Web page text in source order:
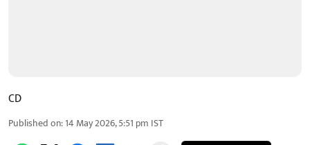
CD
Published on:14 May 2026, 5:51 pm IST